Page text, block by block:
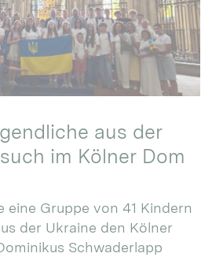
aus der
im Kölner Dom
eine Gruppe von 41 Kindern
der Ukraine den Kölner
Schwaderlapp